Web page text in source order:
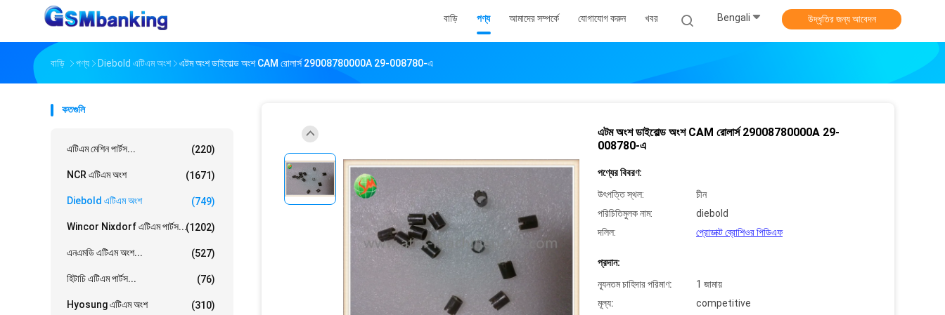
বাড়ি পণ্য আমাদের সম্পর্কে যোগাযোগ করুন খবর Bengali উদ্ধৃতির জন্য আবেদন
বাড়ি পণ্য Diebold এটিএম অংশ এটম অংশ ডাইবোল্ড অংশ CAM রোলার্স 29008780000A 29-008780-এ
কতগুলি
এটিএম মেশিন পার্টস... (220)
NCR এটিএম অংশ (1671)
Diebold এটিএম অংশ (749)
Wincor Nixdorf এটিএম পার্টস...(1202)
এনএমডি এটিএম অংশ... (527)
হিটাচি এটিএম পার্টস... (76)
Hyosung এটিএম অংশ (310)
এটম অংশ ডাইবোল্ড অংশ CAM রোলার্স 29008780000A 29-
008780-এ
পণ্যের বিবরণ:
উৎপত্তি স্থল:
চীন
পরিচিতিমুলক নাম:
diebold
দলিল:
প্রোডাক্ট ব্রোশিওর পিডিএফ
প্রদান:
ন্যূনতম চাহিদার পরিমাণ:
1 জামায়
মূল্য:
competitive